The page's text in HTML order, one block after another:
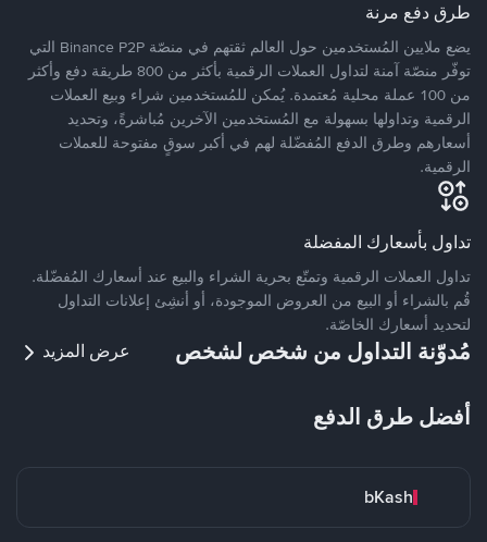
طرق دفع مرنة
يضع ملايين المُستخدمين حول العالم ثقتهم في منصّة Binance P2P التي
توفّر منصّة آمنة لتداول العملات الرقمية بأكثر من 800 طريقة دفع وأكثر
من 100 عملة محلية مُعتمدة. يُمكن للمُستخدمين شراء وبيع العملات
الرقمية وتداولها بسهولة مع المُستخدمين الآخرين مُباشرةً، وتحديد
أسعارهم وطرق الدفع المُفضّلة لهم في أكبر سوقٍ مفتوحة للعملات
الرقمية.
تداول بأسعارك المفضلة
تداول العملات الرقمية وتمتّع بحرية الشراء والبيع عند أسعارك المُفضّلة.
قُم بالشراء أو البيع من العروض الموجودة، أو أنشِئ إعلانات التداول
لتحديد أسعارك الخاصّة.
مُدوّنة التداول من شخص لشخص عرض المزيد
أفضل طرق الدفع
bKash